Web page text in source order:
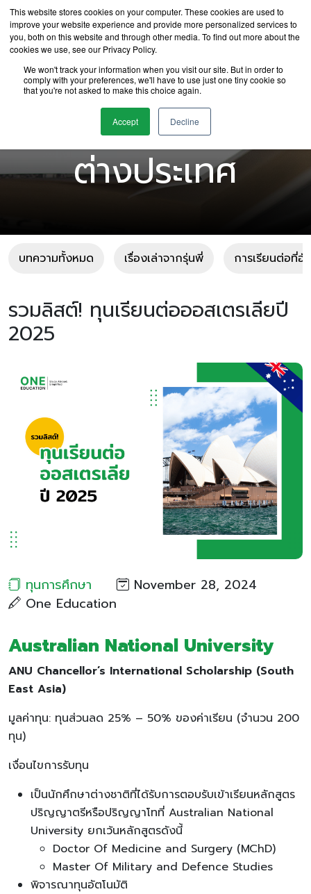
This website stores cookies on your computer. These cookies are used to
improve your website experience and provide more personalized services to
you, both on this website and through other media. To find out more about the
cookies we use, see our Privacy Policy.
We won't track your information when you visit our site. But in order to
comply with your preferences, we'll have to use just one tiny cookie so
that you're not asked to make this choice again.
Accept Decline
บทความเรียนต่อ
ต่างประเทศ
บทความทั้งหมด เรื่องเล่าจากรุ่นพี่ การเรียนต่อที่
รวมลิสต์! ทุนเรียนต่อออสเตรเลียปี
2025
ทุนการศึกษา
November 28, 2024
One Education
Australian National University
ANU Chancellor’s International Scholarship (South
East Asia)
มูลค่าทุน: ทุนส่วนลด 25% – 50% ของค่าเรียน (จำนวน 200
ทุน)
เงื่อนไขการรับทุน
เป็นนักศึกษาต่างชาติที่ได้รับการตอบรับเข้าเรียนหลักสูตร
ปริญญาตรีหรือปริญญาโทที่ Australian National
University ยกเว้นหลักสูตรดังนี้
Doctor Of Medicine and Surgery (MChD)
Master Of Military and Defence Studies
พิจารณาทุนอัตโนมัติ